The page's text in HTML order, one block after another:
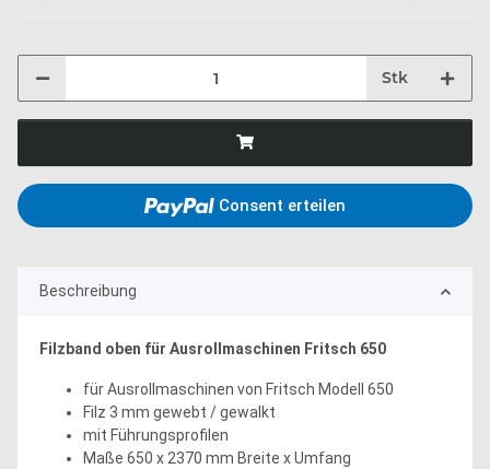
Stk
Consent erteilen
Beschreibung
Filzband oben für Ausrollmaschinen Fritsch 650
für Ausrollmaschinen von Fritsch Modell 650
Filz 3 mm gewebt / gewalkt
mit Führungsprofilen
Maße 650 x 2370 mm Breite x Umfang